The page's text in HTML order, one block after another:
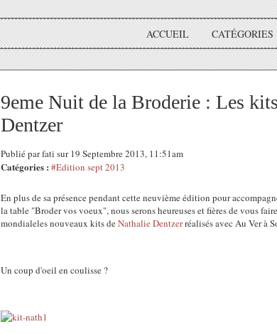
ACCUEIL CATÉGORIES
9eme Nuit de la Broderie : Les
Dentzer
Publié par fati sur 19 Septembre 2013, 11:51am
Catégories : #Edition sept 2013
En plus de sa présence pendant cette neuvième édition pour
la table "Broder vos voeux", nous serons heureuses et fières de vous
mondialeles nouveaux kits deNathalie Dentzerréalisés avec Au Ver à
Un coup d'oeil en coulisse ?